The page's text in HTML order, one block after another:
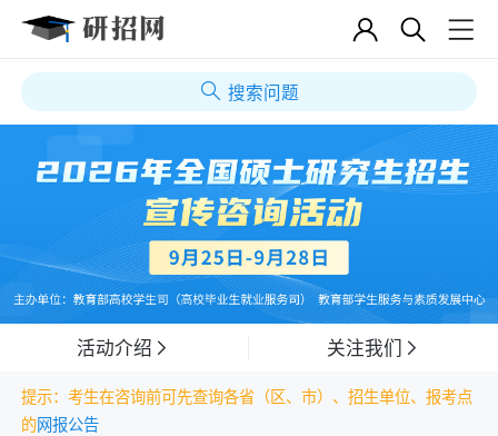
搜索问题
活动介绍 关注我们
提示：考生在咨询前可先查询各省（区、市）、招生单位、报考点
的网报公告